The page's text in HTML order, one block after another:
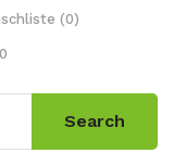
(0)
Search